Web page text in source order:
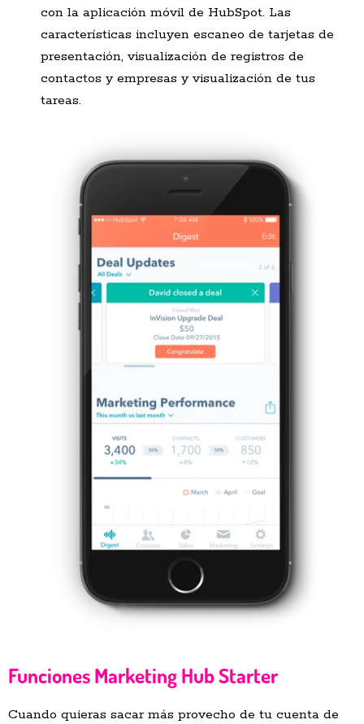
con la aplicación móvil de HubSpot. Las
características incluyen escaneo de tarjetas de
presentación, visualización de registros de
contactos y empresas y visualización de tus
tareas.
Funciones Marketing Hub Starter
Cuando quieras sacar más provecho de tu cuenta de